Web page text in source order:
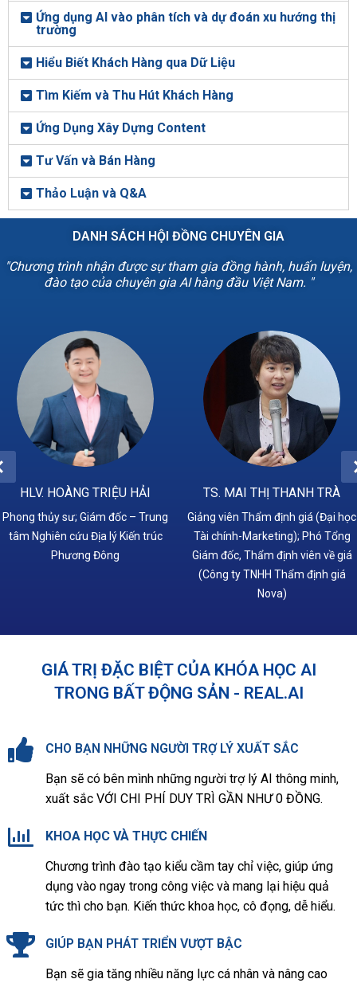
Ứng dụng AI vào phân tích và dự đoán xu hướng thị
trường
Hiểu Biết Khách Hàng qua Dữ Liệu
Tìm Kiếm và Thu Hút Khách Hàng
Ứng Dụng Xây Dựng Content
Tư Vấn và Bán Hàng
Thảo Luận và Q&A
DANH SÁCH HỘI ĐỒNG CHUYÊN GIA
"Chương trình nhận được sự tham gia đồng hành, huấn luyện,
đào tạo của chuyên gia AI hàng đầu Việt Nam. "
HLV. HOÀNG TRIỆU HẢI
Phong thủy sư; Giám đốc – Trung
tâm Nghiên cứu Địa lý Kiến trúc
Phương Đông
TS. MAI THỊ THANH TRÀ
Giảng viên Thẩm định giá (Đại học
Tài chính-Marketing); Phó Tổng
Giám đốc, Thẩm định viên về giá
(Công ty TNHH Thẩm định giá
Nova)
GIÁ TRỊ ĐẶC BIỆT CỦA KHÓA HỌC AI
TRONG BẤT ĐỘNG SẢN - REAL.AI
CHO BẠN NHỮNG NGƯỜI TRỢ LÝ XUẤT SẮC
Bạn sẽ có bên mình những người trợ lý AI thông minh,
xuất sắc VỚI CHI PHÍ DUY TRÌ GẦN NHƯ 0 ĐỒNG.
KHOA HỌC VÀ THỰC CHIẾN
Chương trình đào tạo kiểu cầm tay chỉ việc, giúp ứng
dụng vào ngay trong công việc và mang lại hiệu quả
tức thì cho bạn. Kiến thức khoa học, cô đọng, dễ hiểu.
GIÚP BẠN PHÁT TRIỂN VƯỢT BẬC
Bạn sẽ gia tăng nhiều năng lực cá nhân và nâng cao